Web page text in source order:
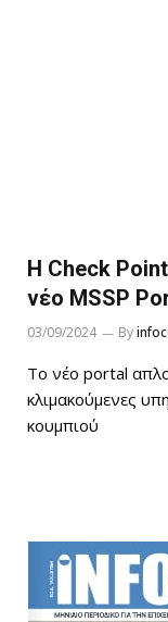
H Check
νέο MSSP
03/09/2024 By
Το νέο portal
κλιμακούμενες
κουμπιού